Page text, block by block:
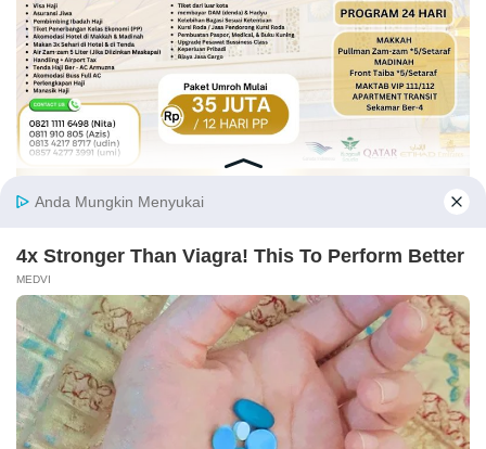
Tentang Kami Kontak Kami
Struktur
Pedoman Media Siber
Panduan Kebijakan
Disclaimer
Index Berita
© COPYRIGHT 2026 PEMBELANEWS.COM